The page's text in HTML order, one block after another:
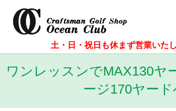
土・日・祝日も休まず営業いた
ワンレッスンでMAX130ヤ
ージ170ヤード